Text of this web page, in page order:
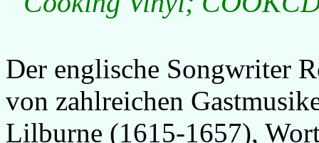
Der englische Songwriter
von zahlreichen
Lilburne (1615-1657),